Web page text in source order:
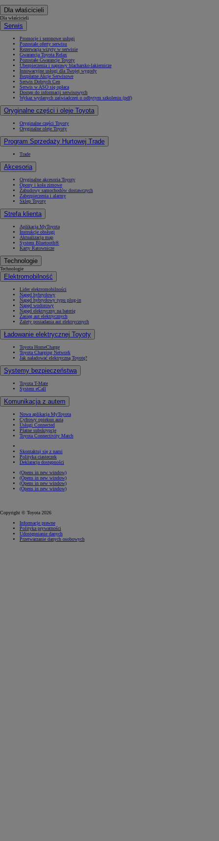
Dla właścicieli
Dla właścicieli
Serwis
Promocje i sezonowe usługi
Pozostałe oferty serwisu
Rezerwacja wizyty w serwisie
Gwarancja Toyota Relax
Pozostałe Gwarancje Toyoty
Ubezpieczenia i naprawy blacharsko-lakiernicze
Innowacyjne usługi dla Twojej wygody
Bezpłatne Akcje Serwisowe
Serwis Dobrych Cen
Serwis w ASO się opłaca
Dostęp do informacji serwisowych
Wykaz wydanych zaświadczeń o odbytym szkoleniu (pdf)
Oryginalne części i oleje Toyota
Oryginalne części Toyoty
Oryginalne oleje Toyoty
Program Sprzedaży Hurtowej Trade
Trade
Akcesoria
Oryginalne akcesoria Toyoty
Opony i koła zimowe
Zabudowy samochodów dostawczych
Zabezpieczenia i alarmy
Sklep Toyoty
Strefa klienta
Aplikacja MyToyota
Instrukcje obsługi
Aktualizacja map
System Bluetooth®
Karty Ratownicze
Technologie
Technologie
Elektromobilność
Lider elektromobilności
Napęd hybrydowy
Napęd hybrydowy typu plug-in
Napęd wodorowy
Napęd elektryczny na baterię
Zasięg aut elektrycznych
Zalety posiadania aut elektrycznych
Ładowanie elektrycznej Toyoty
Toyota HomeCharge
Toyota Charging Network
Jak naładować elektryczną Toyotę?
Systemy bezpieczeństwa
Toyota T-Mate
System eCall
Komunikacja z autem
Nowa aplikacja MyToyota
Cyfrowy opiekun auta
Usługi Connected
Płatne subskrypcje
Toyota Connectivity Match
Skontaktuj się z nami
Polityka ciasteczek
Deklaracja dostępności
(Opens in new window)
(Opens in new window)
(Opens in new window)
(Opens in new window)
Copyright © Toyota 2026
Informacje prawne
Polityka prywatności
Udostępnianie danych
Przetwarzanie danych osobowych